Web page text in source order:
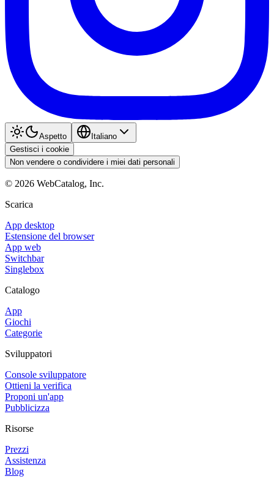
Aspetto
Italiano
Gestisci i cookie
Non vendere o condividere i miei dati personali
© 2026 WebCatalog, Inc.
Scarica
App desktop
Estensione del browser
App web
Switchbar
Singlebox
Catalogo
App
Giochi
Categorie
Sviluppatori
Console sviluppatore
Ottieni la verifica
Proponi un'app
Pubblicizza
Risorse
Prezzi
Assistenza
Blog